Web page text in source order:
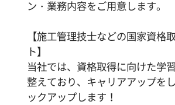
ン・業務内容をご用意します。
【施工管理技士などの国家資格
ト】
当社では、資格取得に向けた学
整えており、キャリアアップを
ックアップします！